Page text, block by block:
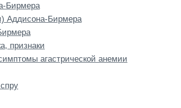
Бирмера
Аддисона-Бирмера
признаки
агастрической анемии